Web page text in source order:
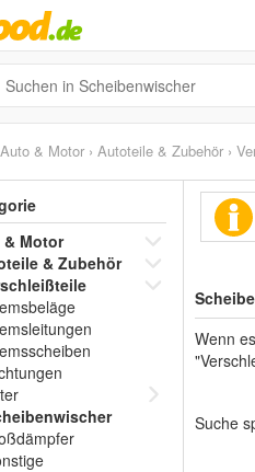
Auto & Motor › Autoteile & Zubehör ›
Motor
& Zubehör
Wenn
Suche